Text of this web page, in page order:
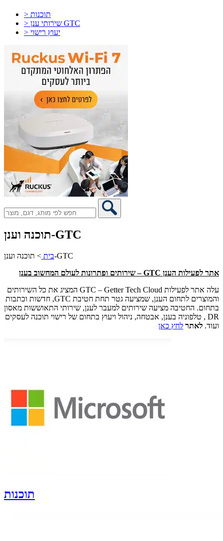
> תוכנות
> שירותי ענן GTC
> יעוץ רישוי
תוכנה וענן-GTC
בית >
תוכנה וענן-GTC
אתר לפעילות הענן GTC– שירותים ופתרונות לעולם המחשוב בענן
עלה אתר לפעילות GTC – Getter Tech Cloud המציג את כל השירותים
והמוצרים לתחום הענן, שמציעה גטר תחת חטיבת GTC, חדשות וכתבות
בתחום. החטיבה מציעה שירותים למעבר לענן, שירותי התאוששות מאסון
DR , טלפוניה בענן, אבטחה, ניהול ויעוץ בתחום של רישוי תוכנה לעסקים
ועוד. לאתר לחץ כאן
תוכנות